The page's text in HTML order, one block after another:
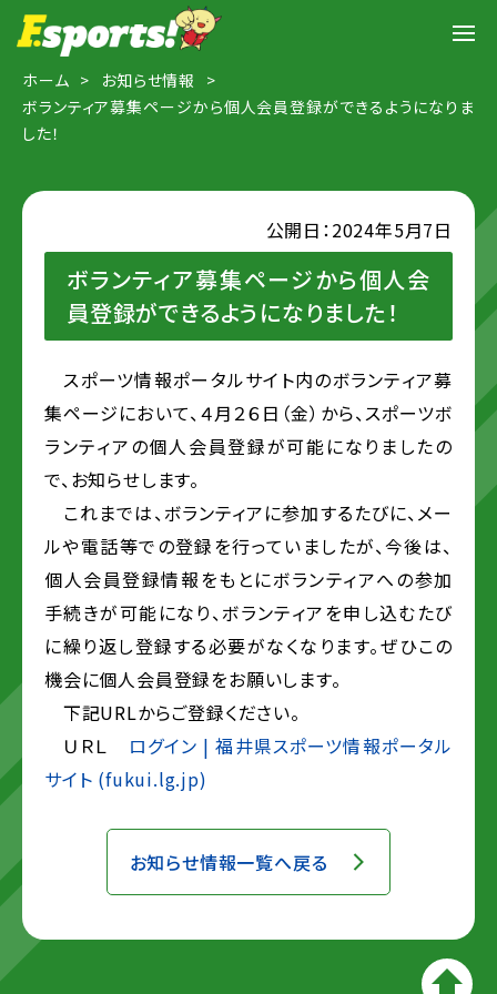
ホーム
お知らせ情報
ボランティア募集ページから個人会員登録ができるようになりま
した！
公開日：2024年5月7日
ボランティア募集ページから個人会
員登録ができるようになりました！
スポーツ情報ポータルサイト内のボランティア募
集ページにおいて、４月２６日（金）から、スポーツボ
ランティアの個人会員登録が可能になりましたの
で、お知らせします。
これまでは、ボランティアに参加するたびに、メー
ルや電話等での登録を行っていましたが、今後は、
個人会員登録情報をもとにボランティアへの参加
手続きが可能になり、ボランティアを申し込むたび
に繰り返し登録する必要がなくなります。ぜひこの
機会に個人会員登録をお願いします。
下記URLからご登録ください。
ＵＲＬ ログイン | 福井県スポーツ情報ポータル
サイト (fukui.lg.jp)
お知らせ情報一覧へ戻る